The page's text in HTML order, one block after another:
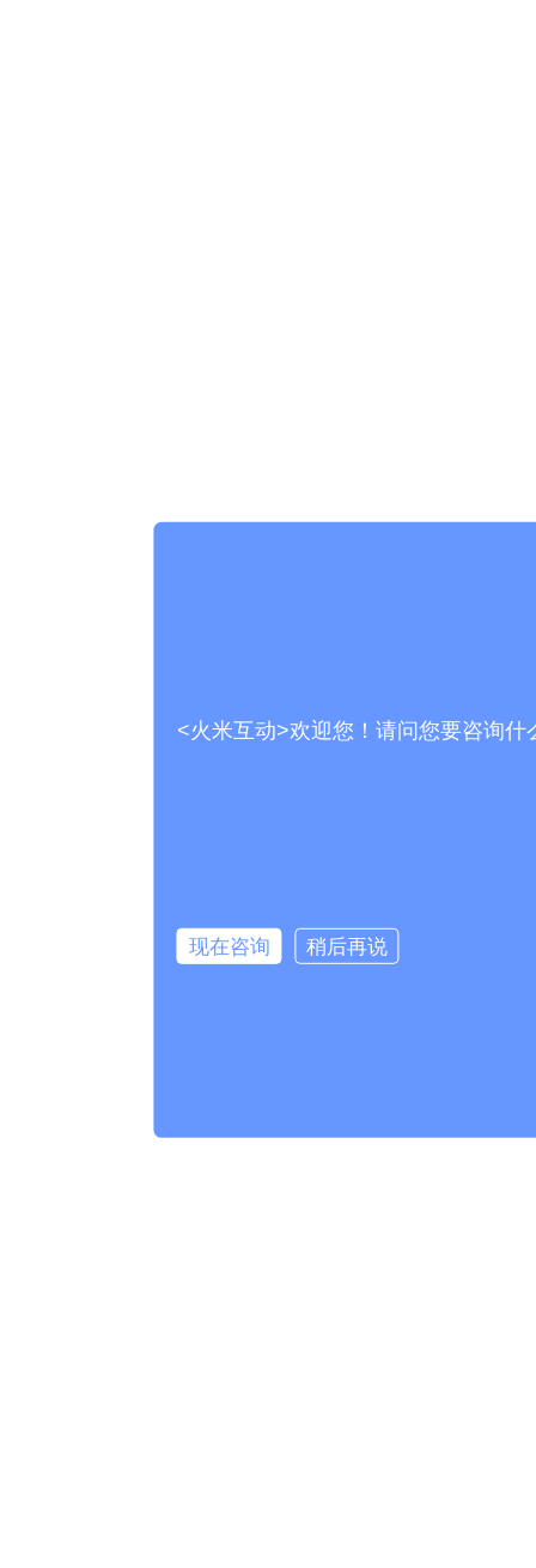
<火米互动>欢迎您！请问您要咨询什
现在咨询 稍后再说